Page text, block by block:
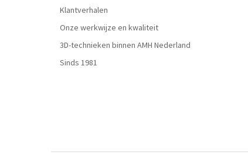
Klantverhalen
Onze werkwijze en kwaliteit
3D-technieken binnen AMH Nederland
Sinds 1981